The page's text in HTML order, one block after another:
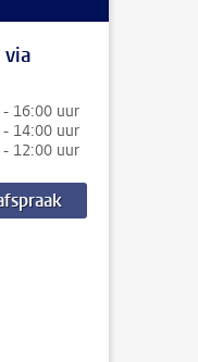
via
16:00 uur
14:00 uur
12:00 uur